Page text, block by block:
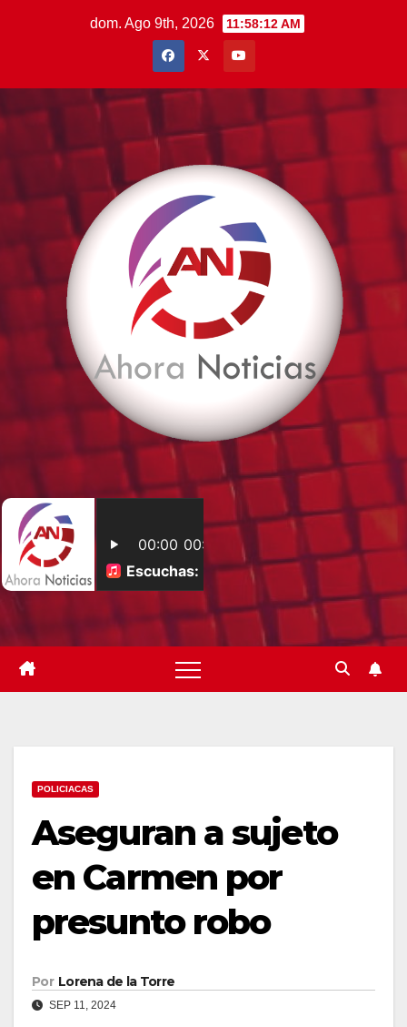
dom. Ago 9th, 2026 11:58:13 AM
POLICIACAS
Aseguran a sujeto
en Carmen por
presunto robo
Por Lorena de la Torre
SEP 11, 2024